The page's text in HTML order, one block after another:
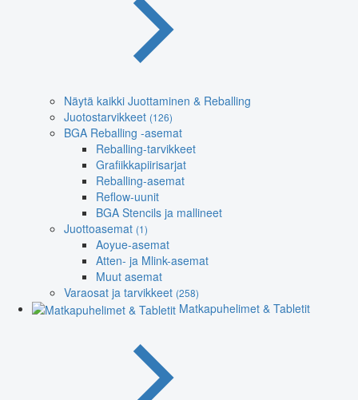
Näytä kaikki Juottaminen & Reballing
Juotostarvikkeet (126)
BGA Reballing -asemat
Reballing-tarvikkeet
Grafiikkapiirisarjat
Reballing-asemat
Reflow-uunit
BGA Stencils ja mallineet
Juottoasemat (1)
Aoyue-asemat
Atten- ja Mlink-asemat
Muut asemat
Varaosat ja tarvikkeet (258)
Matkapuhelimet & Tabletit